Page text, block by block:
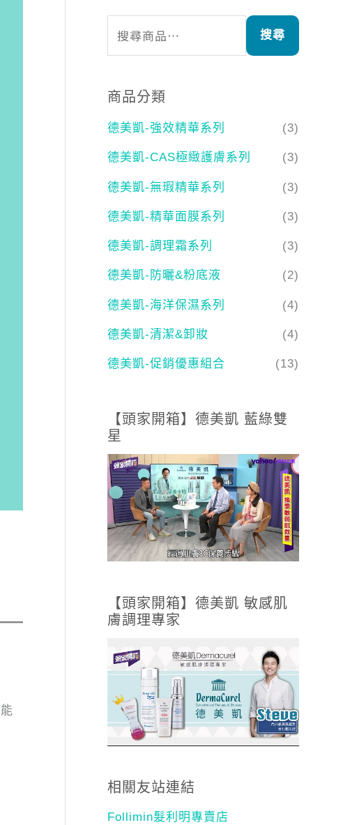
搜尋
商品分類
德美凱-強效精華系列 (3)
德美凱-CAS極緻護膚系列 (3)
德美凱-無瑕精華系列 (3)
德美凱-精華面膜系列 (3)
德美凱-調理霜系列 (3)
德美凱-防曬&粉底液 (2)
德美凱-海洋保濕系列 (4)
德美凱-清潔&卸妝 (4)
德美凱-促銷優惠組合 (13)
【頭家開箱】德美凱 藍綠雙
星
【頭家開箱】德美凱 敏感肌
膚調理專家
相關友站連結
Follimin髮利明專賣店